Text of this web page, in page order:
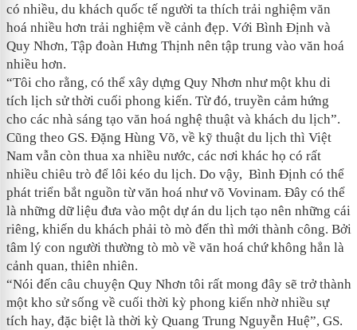
có nhiều, du khách quốc tế người ta thích trải nghiệm văn
hoá nhiều hơn trải nghiệm về cảnh đẹp. Với Bình Định và
Quy Nhơn, Tập đoàn Hưng Thịnh nên tập trung vào văn hoá
nhiều hơn.
“Tôi cho rằng, có thể xây dựng Quy Nhơn như một khu di
tích lịch sử thời cuối phong kiến. Từ đó, truyền cảm hứng
cho các nhà sáng tạo văn hoá nghệ thuật và khách du lịch”.
Cũng theo GS. Đặng Hùng Võ, về kỹ thuật du lịch thì Việt
Nam vẫn còn thua xa nhiều nước, các nơi khác họ có rất
nhiều chiêu trò để lôi kéo du lịch. Do vậy, Bình Định có thể
phát triển bắt nguồn từ văn hoá như võ Vovinam. Đây có thể
là những dữ liệu đưa vào một dự án du lịch tạo nên những cái
riêng, khiến du khách phải tò mò đến thì mới thành công. Bởi
tâm lý con người thường tò mò về văn hoá chứ không hẳn là
cảnh quan, thiên nhiên.
“Nói đến câu chuyện Quy Nhơn tôi rất mong đây sẽ trở thành
một kho sử sống về cuối thời kỳ phong kiến nhờ nhiều sự
tích hay, đặc biệt là thời kỳ Quang Trung Nguyễn Huệ”, GS.